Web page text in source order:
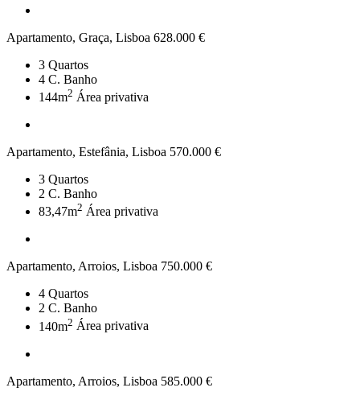
Apartamento, Graça, Lisboa 628.000 €
3 Quartos
4 C. Banho
144m2 Área privativa
Apartamento, Estefânia, Lisboa 570.000 €
3 Quartos
2 C. Banho
83,47m2 Área privativa
Apartamento, Arroios, Lisboa 750.000 €
4 Quartos
2 C. Banho
140m2 Área privativa
Apartamento, Arroios, Lisboa 585.000 €